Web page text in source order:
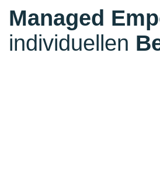
Managed
individuellen